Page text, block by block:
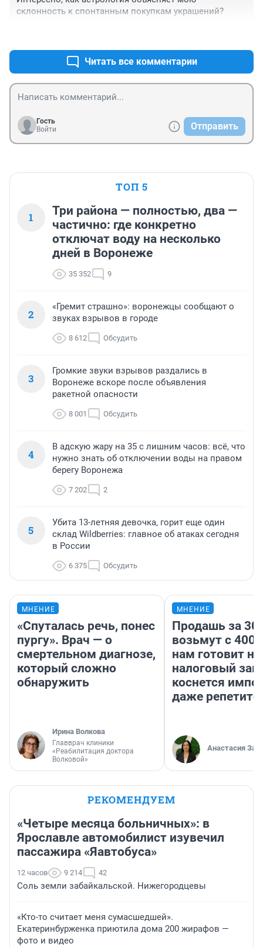
склонность к спонтанным покупкам украшений?
Читать все комментарии
Гость
Войти
Отправить
ТОП 5
1
Три района — полностью, два —
частично: где конкретно
отключат воду на несколько
дней в Воронеже
35 352 9
2
«Гремит страшно»: воронежцы сообщают о
звуках взрывов в городе
8 612 Обсудить
3
Громкие звуки взрывов раздались в
Воронеже вскоре после объявления
ракетной опасности
8 001 Обсудить
4
В адскую жару на 35 с лишним часов: всё, что
нужно знать об отключении воды на правом
берегу Воронежа
7 202 2
5
Убита 13-летняя девочка, горит еще один
склад Wildberries: главное об атаках сегодня
в России
6 375 Обсудить
МНЕНИЕ
«Спуталась речь, понес
пургу». Врач — о
смертельном диагнозе,
который сложно
обнаружить
Ирина Волкова
Главврач клиники
«Реабилитация доктора
Волковой»
МНЕНИЕ
Продашь за
возьмут с
нам готовит
налоговый
коснется
даже
Анастасия
РЕКОМЕНДУЕМ
«Четыре месяца больничных»: в
Ярославле автомобилист изувечил
пассажира «Яавтобуса»
12 часов 9 214 42
Соль земли забайкальской. Нижегородцевы
«Кто-то считает меня сумасшедшей».
Екатеринбурженка приютила дома 200 жирафов —
фото и видео